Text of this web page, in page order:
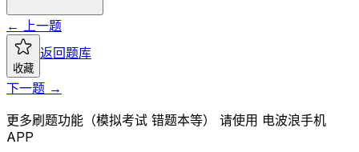
← 上一题
收藏
返回题库
下一题 →
更多刷题功能（模拟考试 错题本等） 请使用 电波浪手机
APP